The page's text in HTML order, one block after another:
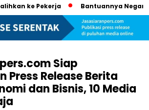
ke Pekerja Bantuannya Negara,
Siap
Press Release Berita
dan Bisnis, 10 Media